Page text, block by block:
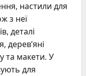
настили для
з неї
деталі
дерев’яні
та макети. У
для